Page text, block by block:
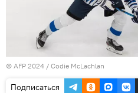
© AFP 2024 / Codie McLachlan
Подписаться